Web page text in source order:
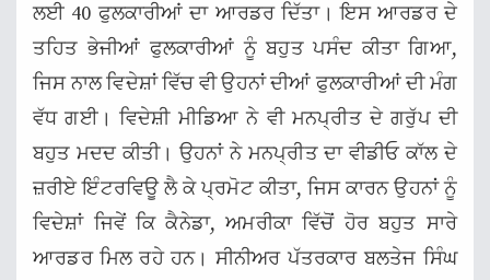
ਲਈ 40 ਫੁਲਕਾਰੀਆਂ ਦਾ ਆਰਡਰ ਦਿੱਤਾ। ਇਸ ਆਰਡਰ ਦੇ
ਤਹਿਤ ਭੇਜੀਆਂ ਫੁਲਕਾਰੀਆਂ ਨੂੰ ਬਹੁਤ ਪਸੰਦ ਕੀਤਾ ਗਿਆ,
ਜਿਸ ਨਾਲ ਵਿਦੇਸ਼ਾਂ ਵਿੱਚ ਵੀ ਉਹਨਾਂ ਦੀਆਂ ਫੁਲਕਾਰੀਆਂ ਦੀ ਮੰਗ
ਵੱਧ ਗਈ। ਵਿਦੇਸ਼ੀ ਮੀਡਿਆ ਨੇ ਵੀ ਮਨਪ੍ਰੀਤ ਦੇ ਗਰੁੱਪ ਦੀ
ਬਹੁਤ ਮਦਦ ਕੀਤੀ। ਉਹਨਾਂ ਨੇ ਮਨਪ੍ਰੀਤ ਦਾ ਵੀਡੀਓ ਕਾੱਲ ਦੇ
ਜ਼ਰੀਏ ਇੰਟਰਵਿਊ ਲੈ ਕੇ ਪ੍ਰਮੋਟ ਕੀਤਾ, ਜਿਸ ਕਾਰਨ ਉਹਨਾਂ ਨੂੰ
ਵਿਦੇਸ਼ਾਂ ਜਿਵੇਂ ਕਿ ਕੈਨੇਡਾ, ਅਮਰੀਕਾ ਵਿੱਚੋਂ ਹੋਰ ਬਹੁਤ ਸਾਰੇ
ਆਰਡਰ ਮਿਲ ਰਹੇ ਹਨ। ਸੀਨੀਅਰ ਪੱਤਰਕਾਰ ਬਲਤੇਜ ਸਿੰਘ